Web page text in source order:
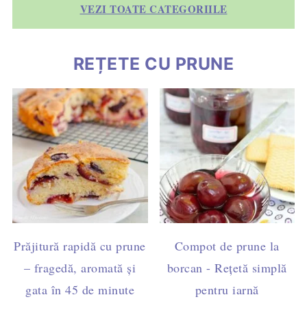
VEZI TOATE CATEGORIILE
REȚETE CU PRUNE
Prăjitură rapidă cu prune
– fragedă, aromată și
gata în 45 de minute
Compot de prune la
borcan - Rețetă simplă
pentru iarnă